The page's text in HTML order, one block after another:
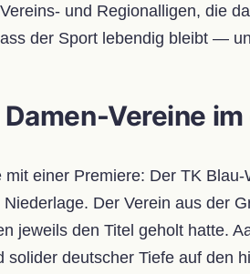
und Regionalligen, die
der Sport lebendig bleibt —
Vereine
mit einer Premiere: Der TK
Der Verein aus der
jeweils den Titel geholt hatte.
solider deutscher Tiefe auf den